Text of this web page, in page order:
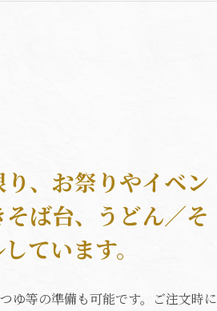
、お祭りやイベン
ば台、うどん／そ
ています。
ゆ等の準備も可能です。ご注文時に